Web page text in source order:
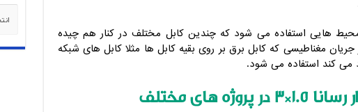
هایی استفاده می شود که چندین کابل مختلف در کنار هم چیده
جریان مغناطیسی که کابل برق بر روی بقیه کابل ها مثلا کابل های شبکه
می کند استفاده می شود.
های مختلف